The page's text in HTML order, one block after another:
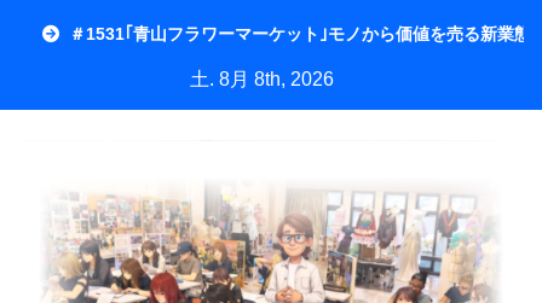
＃1531｢青山フラワーマーケット｣モノから価値を売る新業態
土. 8月 8th, 2026